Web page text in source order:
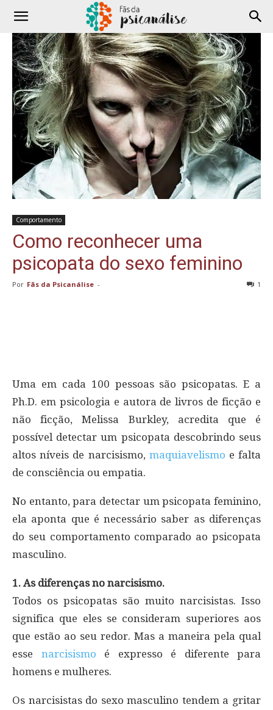
Comportamento
Como reconhecer uma
psicopata do sexo feminino
Por Fãs da Psicanálise - 1
Uma em cada 100 pessoas são psicopatas. E a
Ph.D. em psicologia e autora de livros de ficção e
não ficção, Melissa Burkley, acredita que é
possível detectar um psicopata descobrindo seus
altos níveis de narcisismo, maquiavelismo e falta
de consciência ou empatia.
No entanto, para detectar um psicopata feminino,
ela aponta que é necessário saber as diferenças
do seu comportamento comparado ao psicopata
masculino.
1. As diferenças no narcisismo.
Todos os psicopatas são muito narcisistas. Isso
significa que eles se consideram superiores aos
que estão ao seu redor. Mas a maneira pela qual
esse narcisismo é expresso é diferente para
homens e mulheres.
Os narcisistas do sexo masculino tendem a gritar